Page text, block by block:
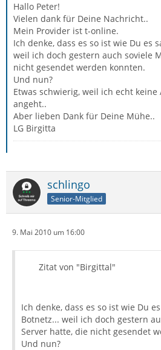
Hallo Peter!
Vielen dank für Deine Nachricht..
Mein Provider ist t-online.
Ich denke, dass es so ist wie Du es
weil ich doch gestern auch soviele
nicht gesendet werden konnten.
Und nun?
Etwas schwierig, weil ich echt keine
angeht..
Aber lieben Dank für Deine Mühe..
LG Birgitta
schlingo
Senior-Mitglied
9. Mai 2010 um 16:00
Zitat von "Birgittal"
Ich denke, dass es so ist wie Du
Botnetz... weil ich doch gestern
Server hatte, die nicht gesendet
Und nun?